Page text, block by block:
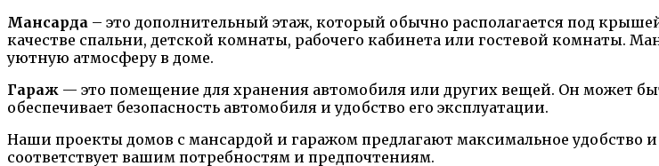
Мансарда – это дополнительный этаж, который обычно располагается под
качестве спальни, детской комнаты, рабочего кабинета или гостевой комнаты.
уютную атмосферу в доме.
Гараж — это помещение для хранения автомобиля или других вещей. Он может
обеспечивает безопасность автомобиля и удобство его эксплуатации.
Наши проекты домов с мансардой и гаражом предлагают максимальное удобство
соответствует вашим потребностям и предпочтениям.